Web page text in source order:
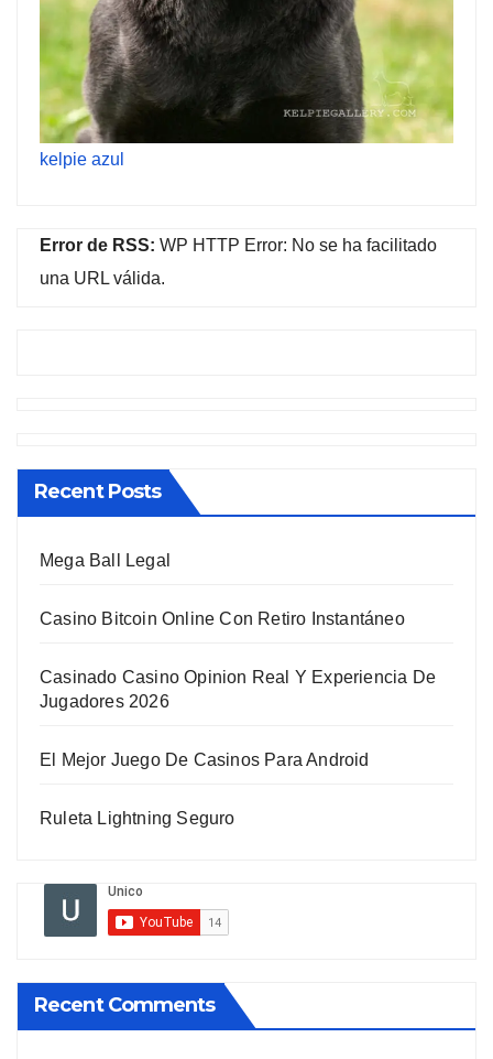
kelpie azul
Error de RSS: WP HTTP Error: No se ha facilitado
una URL válida.
Recent Posts
Mega Ball Legal
Casino Bitcoin Online Con Retiro Instantáneo
Casinado Casino Opinion Real Y Experiencia De
Jugadores 2026
El Mejor Juego De Casinos Para Android
Ruleta Lightning Seguro
Recent Comments